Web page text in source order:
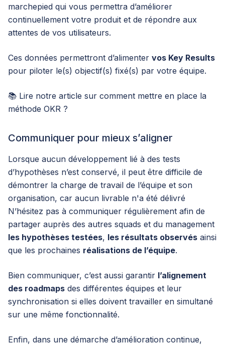
marchepied qui vous permettra d’améliorer
continuellement votre produit et de répondre aux
attentes de vos utilisateurs.
Ces données permettront d’alimenter vos Key Results
pour piloter le(s) objectif(s) fixé(s) par votre équipe.
📚 Lire notre article sur comment mettre en place la
méthode OKR ?
Communiquer pour mieux s’aligner
Lorsque aucun développement lié à des tests
d’hypothèses n’est conservé, il peut être difficile de
démontrer la charge de travail de l’équipe et son
organisation, car aucun livrable n'a été délivré
N’hésitez pas à communiquer régulièrement afin de
partager auprès des autres squads et du management
les hypothèses testées, les résultats observés ainsi
que les prochaines réalisations de l’équipe.
Bien communiquer, c’est aussi garantir l’alignement
des roadmaps des différentes équipes et leur
synchronisation si elles doivent travailler en simultané
sur une même fonctionnalité.
Enfin, dans une démarche d’amélioration continue,